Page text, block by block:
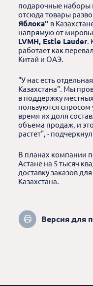
подарочные наборы
отсюда товары
Яблока" в
напрямую от
LVMH, Estle Lauder.
работает как
Китай и ОАЭ.
"У нас есть
Казахстана". Мы
в поддержку
пользуются
время их доля
объема продаж, и
растет", -
В планах компании
Астане на 5 тысяч
доставку заказов
Казахстана.
Версия для